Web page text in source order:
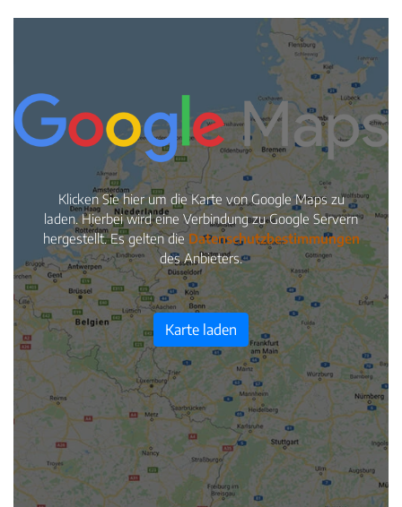
Klicken Sie hier um die Karte von Google Maps zu
laden. Hierbei wird eine Verbindung zu Google Servern
hergestellt. Es gelten die Datenschutzbestimmungen
des Anbieters.
Karte laden